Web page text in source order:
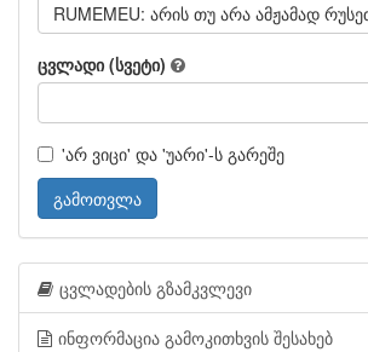
RUMEMEU: არის თუ არა ამჟამად
ცვლადი (სვეტი)
'არ ვიცი' და 'უარი'-ს გარეშე
გამოთვლა
ცვლადების გზამკვლევი
ინფორმაცია გამოკითხვის შესახებ